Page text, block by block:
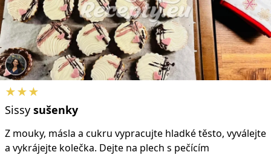
★★★
Sissy sušenky
Z mouky, másla a cukru vypracujte hladké těsto, vyválejte
a vykrájejte kolečka. Dejte na plech s pečícím